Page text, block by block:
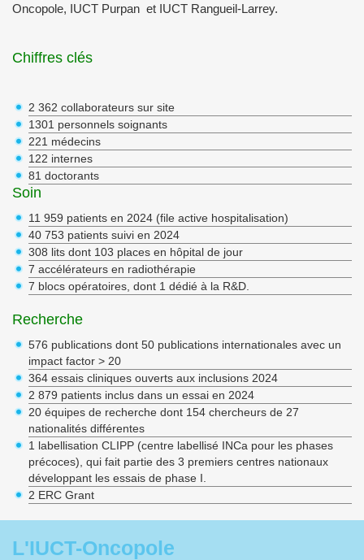
Oncopole, IUCT Purpan et IUCT Rangueil-Larrey.
Chiffres clés
2 362 collaborateurs sur site
1301 personnels soignants
221 médecins
122 internes
81 doctorants
Soin
11 959 patients en 2024 (file active hospitalisation)
40 753 patients suivi en 2024
308 lits dont 103 places en hôpital de jour
7 accélérateurs en radiothérapie
7 blocs opératoires, dont 1 dédié à la R&D.
Recherche
576 publications dont 50 publications internationales avec un
impact factor > 20
364 essais cliniques ouverts aux inclusions 2024
2 879 patients inclus dans un essai en 2024
20 équipes de recherche dont 154 chercheurs de 27
nationalités différentes
1 labellisation CLIPP (centre labellisé INCa pour les phases
précoces), qui fait partie des 3 premiers centres nationaux
développant les essais de phase I.
2 ERC Grant
L'IUCT-Oncopole